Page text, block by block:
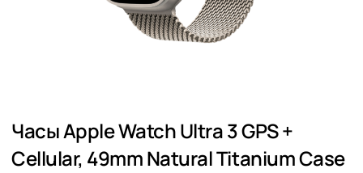
Часы Apple Watch Ultra 3 GPS +
Cellular, 49mm Natural Titanium Case